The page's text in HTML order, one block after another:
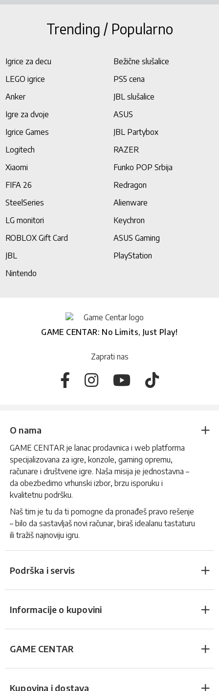
Trending / Popularno
Igrice za decu
Bežične slušalice
LEGO igrice
PS5 cena
Anker
JBL slušalice
Igre za dvoje
ASUS
Igrice Games
JBL Partybox
Logitech
RAZER
Xiaomi
Funko POP Srbija
FIFA 26
Redragon
SteelSeries
Alienware
LG monitori
Keychron
ROBLOX Gift Card
ASUS Gaming
JBL
PlayStation
Nintendo
GAME CENTAR: No Limits, Just Play!
Zaprati nas
O nama
GAME CENTAR je lanac prodavnica i web platforma
specijalizovana za igre, konzole, gaming opremu,
računare i društvene igre. Naša misija je jednostavna –
da obezbedimo vrhunski izbor, brzu isporuku i
kvalitetnu podršku.
Naš tim je tu da ti pomogne da pronađeš pravo rešenje
– bilo da sastavljaš novi računar, biraš idealanu tastaturu
ili tražiš najnoviju igru.
Podrška i servis
Informacije o kupovini
GAME CENTAR
Kupovina i dostava